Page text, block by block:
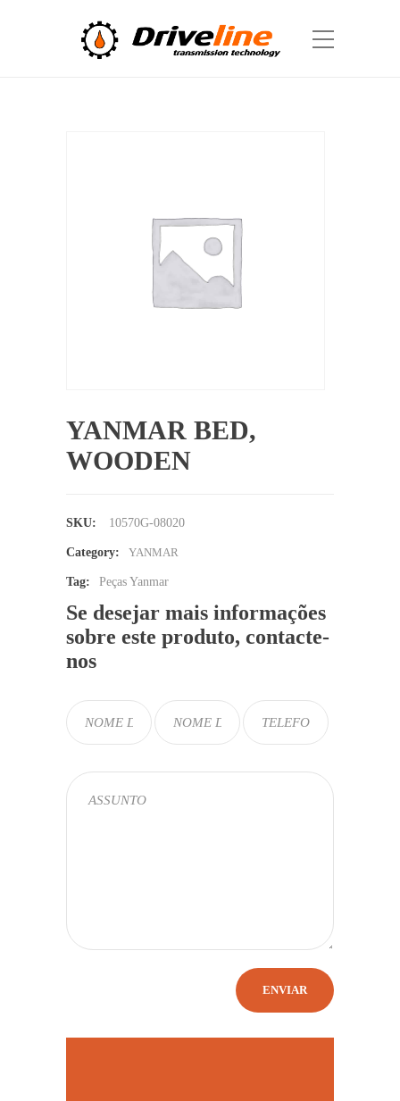
YANMAR BED,
WOODEN
SKU: 10570G-08020
Category: YANMAR
Tag: Peças Yanmar
Se desejar mais informações
sobre este produto, contacte-
nos